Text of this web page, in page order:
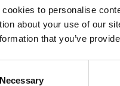
cookies to personalise
about your use of our
that you’ve
Necessary